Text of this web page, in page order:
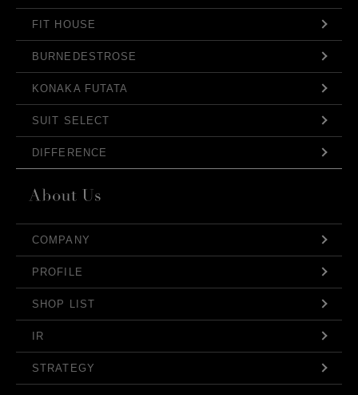
FIT HOUSE
BURNEDESTROSE
KONAKA FUTATA
SUIT SELECT
DIFFERENCE
COMPANY
PROFILE
SHOP LIST
IR
STRATEGY